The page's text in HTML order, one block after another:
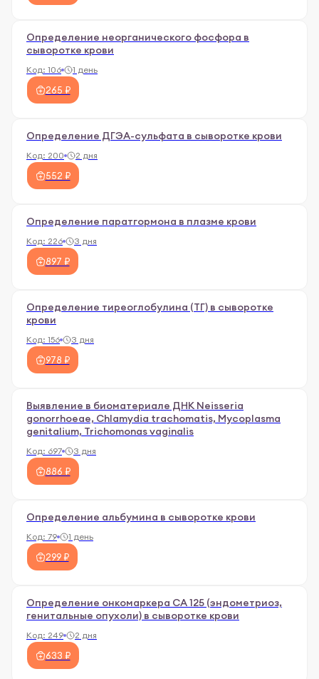
Определение неорганического фосфора в
сыворотке крови
Код: 106 1 день
265 ₽
Определение ДГЭА-сульфата в сыворотке крови
Код: 200 2 дня
552 ₽
Определение паратгормона в плазме крови
Код: 226 3 дня
897 ₽
Определение тиреоглобулина (ТГ) в сыворотке
крови
Код: 156 3 дня
978 ₽
Выявление в биоматериале ДНК Neisseria
gonorrhoeae, Chlamydia trachomatis, Mуcoplasma
genitalium, Trichomonas vaginalis
Код: 697 3 дня
886 ₽
Определение альбумина в сыворотке крови
Код: 79 1 день
299 ₽
Определение онкомаркера СА 125 (эндометриоз,
генитальные опухоли) в сыворотке крови
Код: 249 2 дня
633 ₽